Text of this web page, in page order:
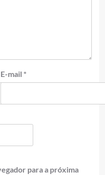
E-mail *
para a próxima